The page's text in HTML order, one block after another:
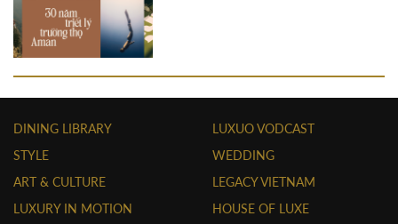
DINING LIBRARY
STYLE
ART & CULTURE
LUXURY IN MOTION
LUXUO VODCAST
WEDDING
LEGACY VIETNAM
HOUSE OF LUXE